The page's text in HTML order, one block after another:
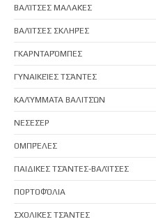
ΒΑΛΊΤΣΕΣ ΜΑΛΑΚΈΣ
ΒΑΛΊΤΣΕΣ ΣΚΛΗΡΈΣ
ΓΚΑΡΝΤΑΡΌΜΠΕΣ
ΓΥΝΑΙΚΕΊΕΣ ΤΣΆΝΤΕΣ
ΚΑΛΎΜΜΑΤΑ ΒΑΛΙΤΣΏΝ
ΝΕΣΕΣΈΡ
ΟΜΠΡΈΛΕΣ
ΠΑΙΔΙΚΈΣ ΤΣΆΝΤΕΣ-ΒΑΛΊΤΣΕΣ
ΠΟΡΤΟΦΌΛΙΑ
ΣΧΟΛΙΚΈΣ ΤΣΆΝΤΕΣ